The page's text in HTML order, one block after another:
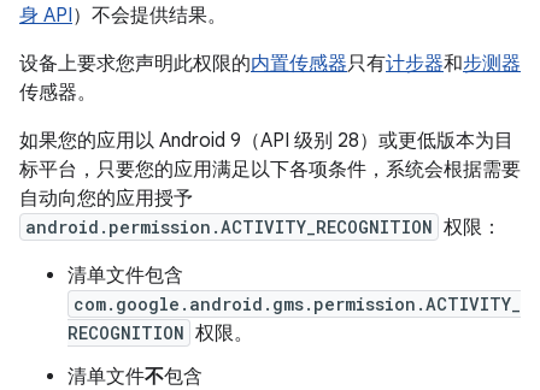
身 API）不会提供结果。
设备上要求您声明此权限的内置传感器只有计步器和步测器
传感器。
如果您的应用以 Android 9（API 级别 28）或更低版本为目
标平台，只要您的应用满足以下各项条件，系统会根据需要
自动向您的应用授予
android.permission.ACTIVITY_RECOGNITION 权限：
清单文件包含
com.google.android.gms.permission.ACTIVITY_
RECOGNITION 权限。
清单文件不包含